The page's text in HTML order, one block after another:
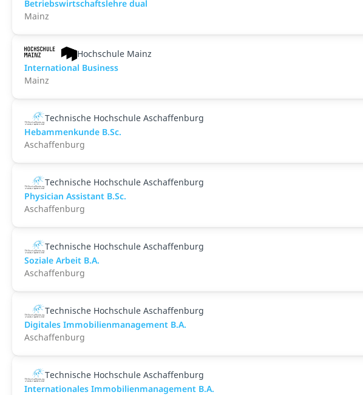
Betriebswirtschaftslehre dual
Mainz
Hochschule Mainz
International Business
Mainz
Technische Hochschule Aschaffenburg
Hebammenkunde B.Sc.
Aschaffenburg
Technische Hochschule Aschaffenburg
Physician Assistant B.Sc.
Aschaffenburg
Technische Hochschule Aschaffenburg
Soziale Arbeit B.A.
Aschaffenburg
Technische Hochschule Aschaffenburg
Digitales Immobilienmanagement B.A.
Aschaffenburg
Technische Hochschule Aschaffenburg
Internationales Immobilienmanagement B.A.